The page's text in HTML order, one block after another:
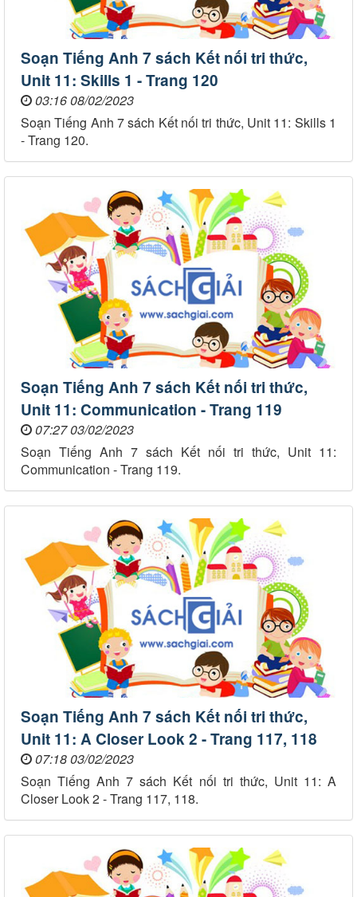
Soạn Tiếng Anh 7 sách Kết nối tri thức,
Unit 11: Skills 1 - Trang 120
03:16 08/02/2023
Soạn Tiếng Anh 7 sách Kết nối tri thức, Unit 11: Skills 1
- Trang 120.
Soạn Tiếng Anh 7 sách Kết nối tri thức,
Unit 11: Communication - Trang 119
07:27 03/02/2023
Soạn Tiếng Anh 7 sách Kết nối tri thức, Unit 11:
Communication - Trang 119.
Soạn Tiếng Anh 7 sách Kết nối tri thức,
Unit 11: A Closer Look 2 - Trang 117, 118
07:18 03/02/2023
Soạn Tiếng Anh 7 sách Kết nối tri thức, Unit 11: A
Closer Look 2 - Trang 117, 118.